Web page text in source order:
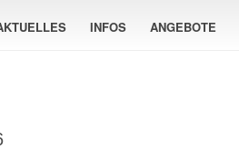
INFOS ANGEBOTE